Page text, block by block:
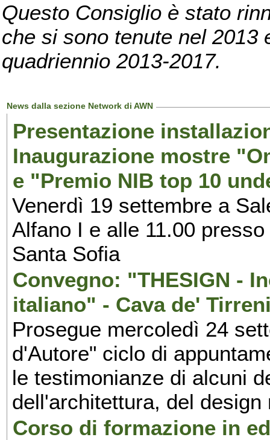
Questo Consiglio è stato
che si sono tenute nel 2013
quadriennio 2013-2017.
News dalla sezione Network di AWN
Presentazione
Inaugurazione mostre
e "Premio NIB top 10
Venerdì 19 settembre a
Alfano I e alle 11.00
Santa Sofia
Convegno: "THESIGN -
italiano" - Cava de'
Prosegue mercoledì 24
d'Autore" ciclo di
le testimonianze di alcuni
dell'architettura, del
Corso di formazione in